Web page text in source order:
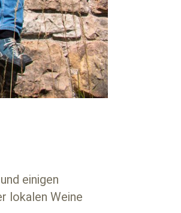
einigen
lokalen Weine